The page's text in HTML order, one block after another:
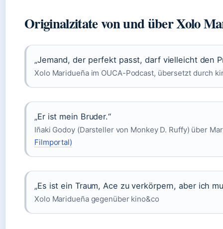
Originalzitate von und über Xolo
„Jemand, der perfekt passt, darf vielleicht den
Xolo Maridueña im OUCA-Podcast, übersetzt durch
„Er ist mein Bruder.“
Iñaki Godoy (Darsteller von Monkey D. Ruffy) über
Filmportal)
„Es ist ein Traum, Ace zu verkörpern, aber ich
Xolo Maridueña gegenüber kino&co